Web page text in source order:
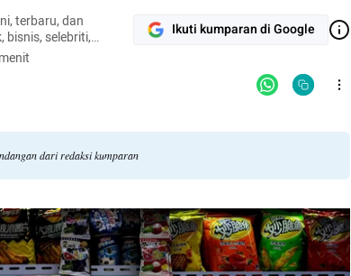
terbaru, dan
bisnis, selebriti,
lagi.
Ikuti kumparan di Google
dari redaksi kumparan